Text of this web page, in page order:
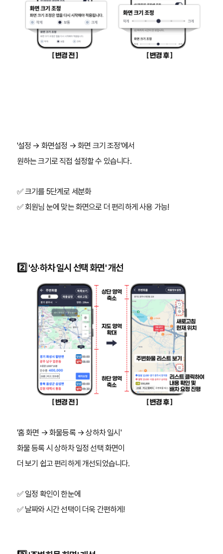
'설정 → 화면설정 → 화면 크기 조정'에서
원하는 크기로 직접 설정할 수 있습니다.
✅ 크기를 5단계로 세분화
✅ 회원님 눈에 맞는 화면으로 더 편리하게 사용 가능!
2️⃣ '상·하차 일시 선택 화면' 개선
'홈 화면 → 화물등록 → 상하차 일시'
화물 등록 시 상하차 일정 선택 화면이
더 보기 쉽고 편리하게 개선되었습니다.
✅ 일정 확인이 한눈에
✅ 날짜와 시간 선택이 더욱 간편하게!